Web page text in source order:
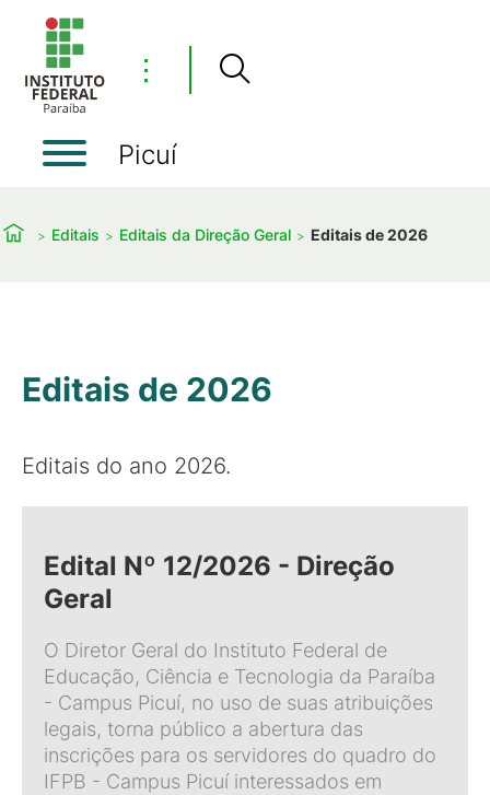
⋮
Picuí
Editais Editais da Direção Geral Editais de 2026
Editais de 2026
Editais do ano 2026.
Edital Nº 12/2026 - Direção
Geral
O Diretor Geral do Instituto Federal de
Educação, Ciência e Tecnologia da Paraíba
- Campus Picuí, no uso de suas atribuições
legais, torna público a abertura das
inscrições para os servidores do quadro do
IFPB - Campus Picuí interessados em